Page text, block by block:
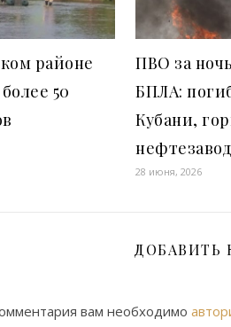
районе
50
ПВО за
БПЛА:
Кубани,
нефтезавод
28 июня, 2026
ДОБАВИТЬ
вам необходимо